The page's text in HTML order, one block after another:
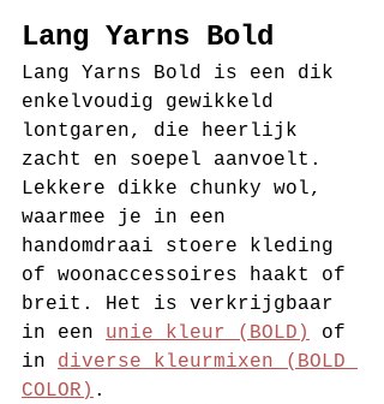
Lang Yarns Bold
Lang Yarns Bold is een dik
enkelvoudig gewikkeld
lontgaren, die heerlijk
zacht en soepel aanvoelt.
Lekkere dikke chunky wol,
waarmee je in een
handomdraai stoere kleding
of woonaccessoires haakt of
breit. Het is verkrijgbaar
in een unie kleur (BOLD)
of
in diverse kleurmixen (BOLD
COLOR) .